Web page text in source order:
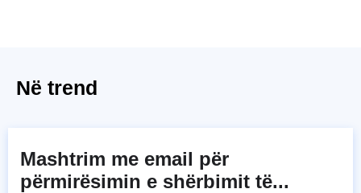
Në trend
Mashtrim me email për
përmirësimin e shërbimit të...